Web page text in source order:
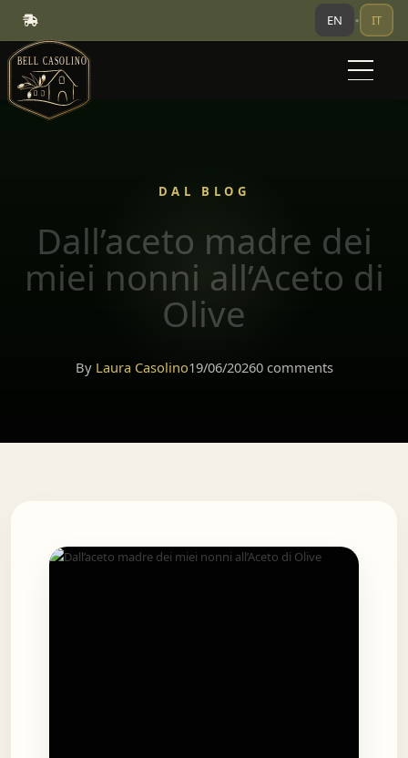
EN • IT
DAL BLOG
Dall’aceto madre dei
miei nonni all’Aceto di
Olive
By Laura Casolino19/06/20260 comments